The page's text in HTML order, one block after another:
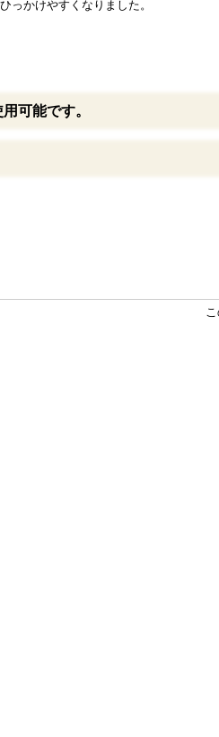
っかけやすくなりました。
可能です。